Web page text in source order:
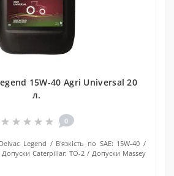
15W-40 Agri Universal 20
л.
0
Legend В'язкість по SAE: 15W-40
Допуски Caterpillar: TO-2
Допуски Massey